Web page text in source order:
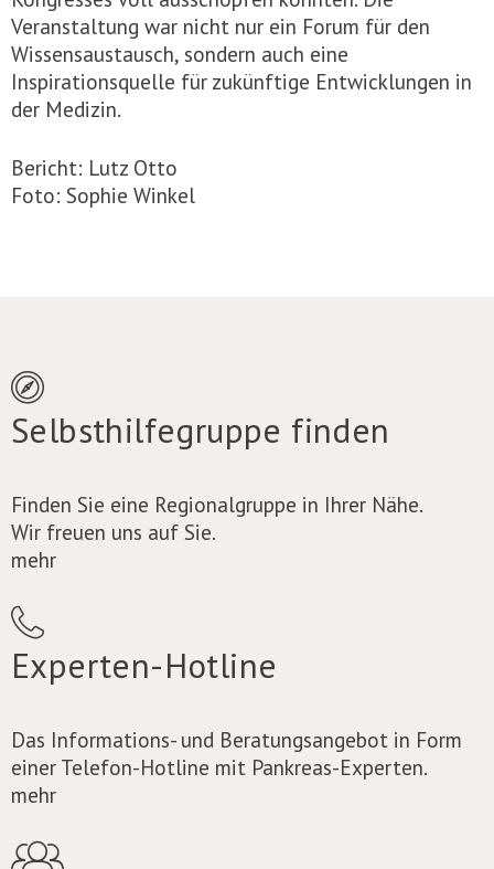
Veranstaltung war nicht nur ein Forum für den
Wissensaustausch, sondern auch eine
Inspirationsquelle für zukünftige Entwicklungen in
der Medizin.
Bericht: Lutz Otto
Foto: Sophie Winkel
Selbsthilfegruppe finden
Finden Sie eine Regionalgruppe in Ihrer Nähe.
Wir freuen uns auf Sie.
mehr
Experten-Hotline
Das Informations- und Beratungsangebot in Form
einer Telefon-Hotline mit Pankreas-Experten.
mehr